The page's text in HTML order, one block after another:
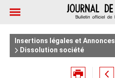
Insertions légales et Annonces
Dissolution société